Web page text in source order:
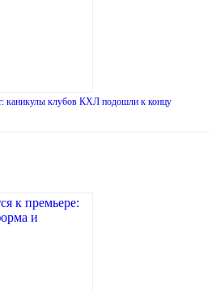
каникулы клубов КХЛ подошли к концу